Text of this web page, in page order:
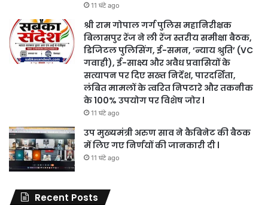
11 घंटे ago
श्री राम गोपाल गर्ग पुलिस महानिरीक्षक
बिलासपुर रेंज ने ली रेंज स्तरीय समीक्षा बैठक,
डिजिटल पुलिसिंग, ई-समन, ‘न्याय श्रुति’ (VC
गवाही), ई-साक्ष्य और अवैध प्रवासियों के
सत्यापन पर दिए सख्त निर्देश, पारदर्शिता,
लंबित मामलों के त्वरित निपटारे और तकनीक
के 100% उपयोग पर विशेष जोर l
11 घंटे ago
उप मुख्यमंत्री अरुण साव ने कैबिनेट की बैठक
में लिए गए निर्णयों की जानकारी दी l
11 घंटे ago
Recent Posts